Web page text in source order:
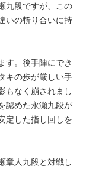
九段ですが、この
いの斬り合いに持
す。後手陣にでき
キの歩が厳しい手
もなく崩されまし
認めた永瀬九段が
定した指し回しを
章人九段と対戦し